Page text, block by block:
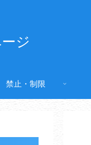
ジ
禁止・制限